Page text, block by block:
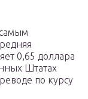
самым
0,65 доллара
Штатах
по курсу